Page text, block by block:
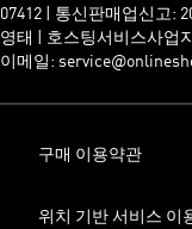
07412 | 통신판매업신고:
영태 | 호스팅서비스사업
이메일:
구매 이용약관
위치 기반 서비스 이